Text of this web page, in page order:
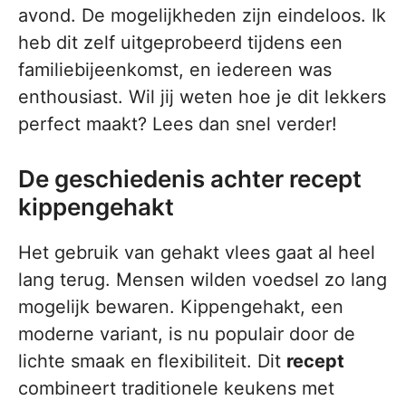
avond. De mogelijkheden zijn eindeloos. Ik
heb dit zelf uitgeprobeerd tijdens een
familiebijeenkomst, en iedereen was
enthousiast. Wil jij weten hoe je dit lekkers
perfect maakt? Lees dan snel verder!
De geschiedenis achter recept
kippengehakt
Het gebruik van gehakt vlees gaat al heel
lang terug. Mensen wilden voedsel zo lang
mogelijk bewaren. Kippengehakt, een
moderne variant, is nu populair door de
lichte smaak en flexibiliteit. Dit recept
combineert traditionele keukens met